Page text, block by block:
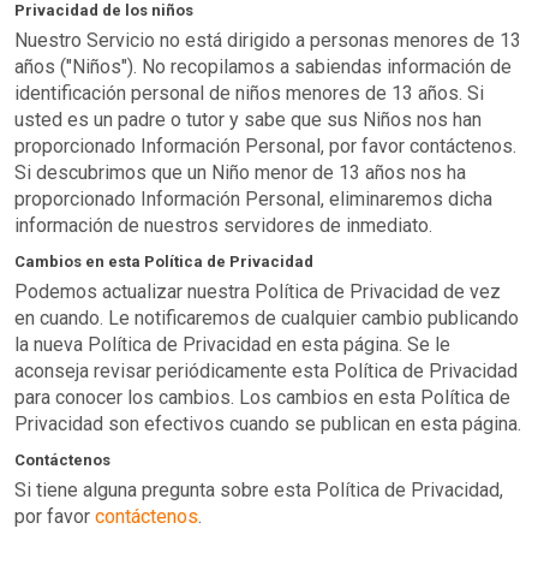
Privacidad de los niños
Nuestro Servicio no está dirigido a personas menores de 13
años ("Niños"). No recopilamos a sabiendas información de
identificación personal de niños menores de 13 años. Si
usted es un padre o tutor y sabe que sus Niños nos han
proporcionado Información Personal, por favor contáctenos.
Si descubrimos que un Niño menor de 13 años nos ha
proporcionado Información Personal, eliminaremos dicha
información de nuestros servidores de inmediato.
Cambios en esta Política de Privacidad
Podemos actualizar nuestra Política de Privacidad de vez
en cuando. Le notificaremos de cualquier cambio publicando
la nueva Política de Privacidad en esta página. Se le
aconseja revisar periódicamente esta Política de Privacidad
para conocer los cambios. Los cambios en esta Política de
Privacidad son efectivos cuando se publican en esta página.
Contáctenos
Si tiene alguna pregunta sobre esta Política de Privacidad,
por favor contáctenos.